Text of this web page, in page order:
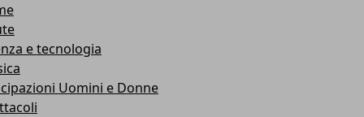
e tecnologia
Uomini e Donne